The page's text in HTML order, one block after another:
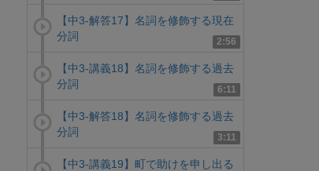
2:56
【中3-解答17】名詞を修飾する現在
分詞
6:11
【中3-講義18】名詞を修飾する過去
分詞
3:11
【中3-解答18】名詞を修飾する過去
分詞
【中3-講義19】町で助けを申し出る